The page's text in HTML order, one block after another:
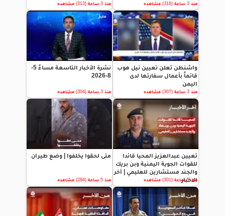
منذ 3 ساعة (316) مشاهده منذ 3 ساعة (313) مشاهده
واشنطن تعلن تعيين نيل هوب
قائماً بأعمال سفارتها لدى
اليمن
منذ 3 ساعة (307) مشاهده
نشرة الأخبار التاسعة مساءً 5-
8-2026
منذ 3 ساعة (304) مشاهده
تعيين عبدالعزيز المحيا قائدا
للقوات الجوية اليمنية وبن بريك
والجند مستشارين للعليمي | آخر
الاخبار
منذ 5 ساعة (301) مشاهده
متى لحقوا يخلفوا | وضع طيران
منذ 5 ساعة (284) مشاهده